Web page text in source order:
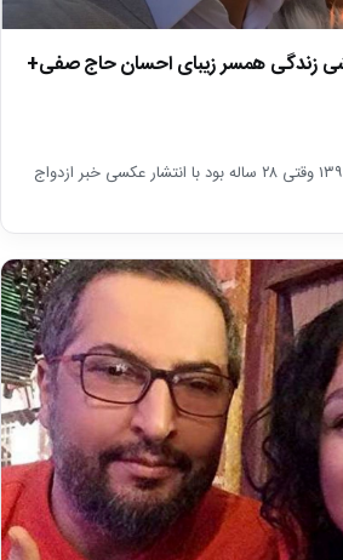
زندگی همسر زیبای احسان حاج صفی+
احسان حاج صفی تابستان ۱۳۹۶ وقتی ۲۸ ساله بود با انتشار عکسی خبر ازدواج